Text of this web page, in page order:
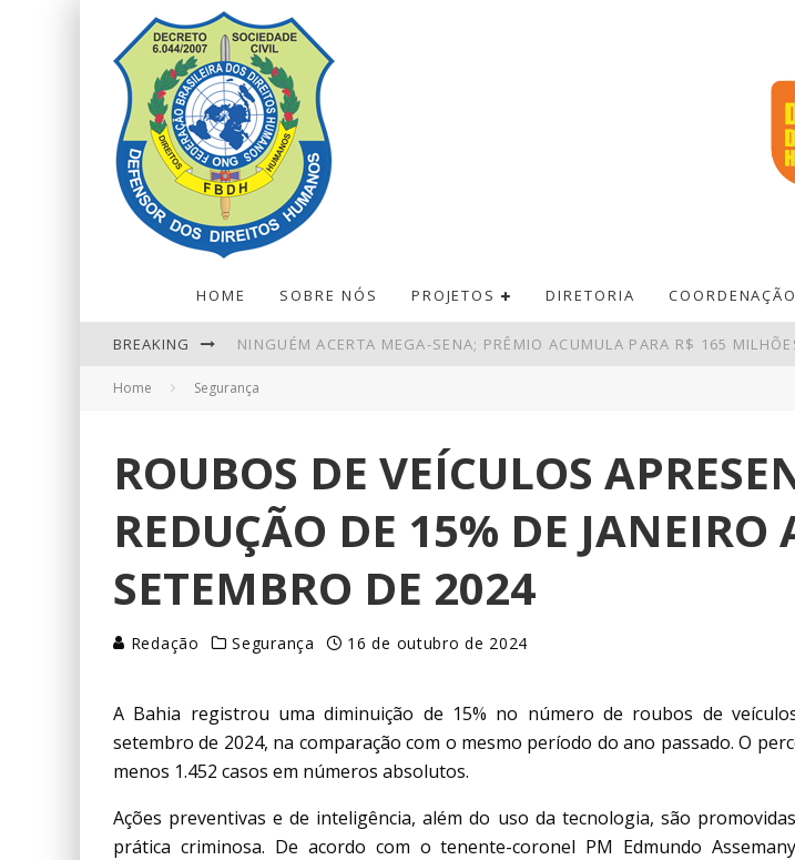
HOME SOBRE NÓS PROJETOS DIRETORIA COORDENAÇÃO
BREAKING
NINGUÉM ACERTA MEGA-SENA; PRÊMIO ACUMULA PARA R$ 165
BALANÇA COMERCIAL DE JULHO TEM SUPERÁVIT DE US$ 7 BILHÕES
Home Segurança
ROUBOS DE VEÍCULOS
REDUÇÃO DE 15% DE JANEIRO
SETEMBRO DE 2024
Redação Segurança 16 de outubro de 2024
A Bahia registrou uma diminuição de 15% no número de roubos de
setembro de 2024, na comparação com o mesmo período do ano passado. O
menos 1.452 casos em números absolutos.
Ações preventivas e de inteligência, além do uso da tecnologia, são
prática criminosa. De acordo com o tenente-coronel PM Edmundo